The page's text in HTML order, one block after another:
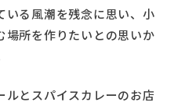
いる風潮を残念に思い、小
場所を作りたいとの思いか
ルとスパイスカレーのお店